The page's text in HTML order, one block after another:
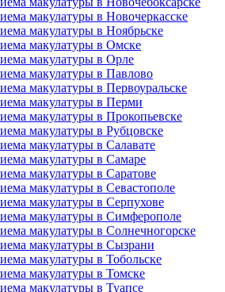
макулатуры в Новочеркасске
макулатуры в Ноябрьске
макулатуры в Омске
макулатуры в Орле
макулатуры в Павлово
макулатуры в Первоуральске
макулатуры в Перми
макулатуры в Прокопьевске
макулатуры в Рубцовске
макулатуры в Салавате
макулатуры в Самаре
макулатуры в Саратове
макулатуры в Севастополе
макулатуры в Серпухове
макулатуры в Симферополе
макулатуры в Солнечногорске
макулатуры в Сызрани
макулатуры в Тобольске
макулатуры в Томске
макулатуры в Туапсе